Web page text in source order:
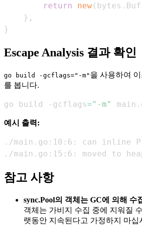
return
new( bytes .
} ,
}
Escape Analysis 결과 확인
go build -gcflags="-m" 을 사용하여
를 봅니다.
go build -gcflags="-m"
예시 출력:
./main.go:15:6: moved to
참고 사항
sync.Pool의 객체는 GC에 의해 수
객체는 가비지 수집 중에 지워질
랫동안 지속된다고 가정하지 마십